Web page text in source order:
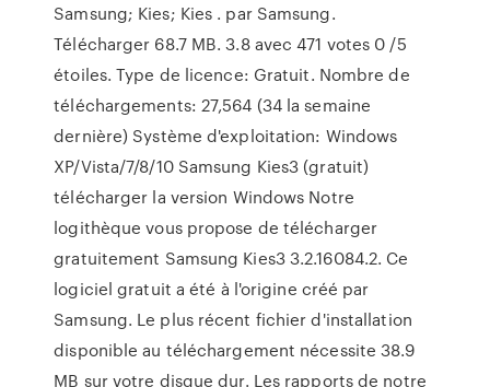
Samsung; Kies; Kies . par Samsung.
Télécharger 68.7 MB. 3.8 avec 471 votes 0 /5
étoiles. Type de licence: Gratuit. Nombre de
téléchargements: 27,564 (34 la semaine
dernière) Système d'exploitation: Windows
XP/Vista/7/8/10 Samsung Kies3 (gratuit)
télécharger la version Windows Notre
logithèque vous propose de télécharger
gratuitement Samsung Kies3 3.2.16084.2. Ce
logiciel gratuit a été à l'origine créé par
Samsung. Le plus récent fichier d'installation
disponible au téléchargement nécessite 38.9
MB sur votre disque dur. Les rapports de notre